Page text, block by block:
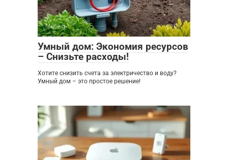
Мебель 0
Умный дом: Экономия ресурсов
– Снизьте расходы!
Хотите снизить счета за электричество и воду?
Умный дом – это простое решение!